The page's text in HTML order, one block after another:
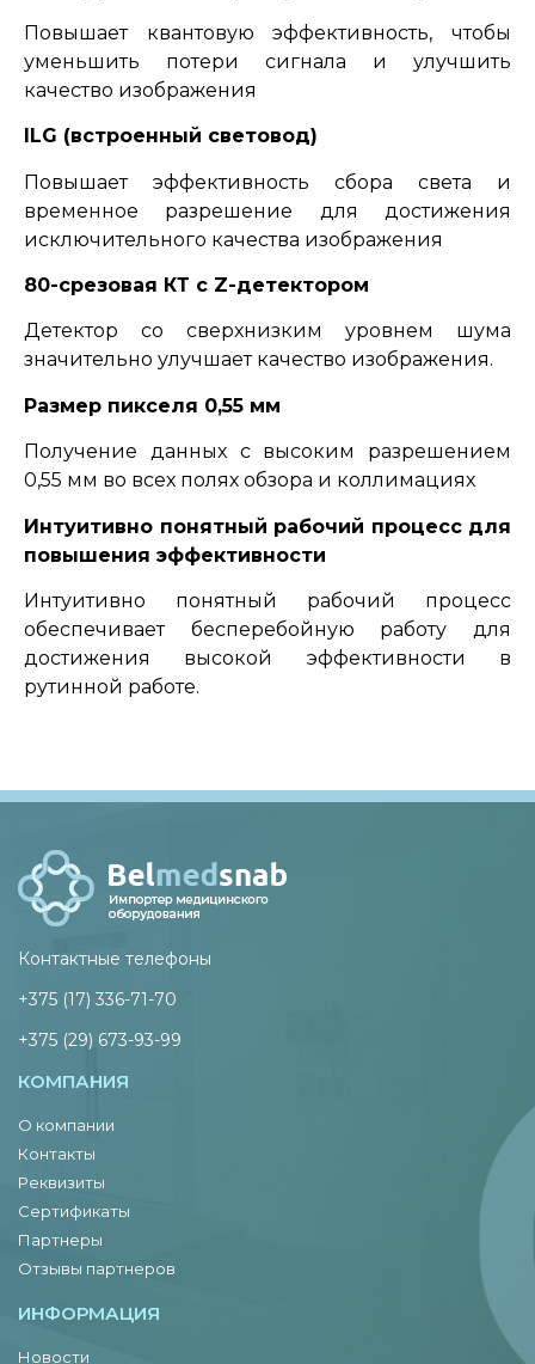
Повышает квантовую эффективность, чтобы
уменьшить потери сигнала и улучшить
качество изображения
ILG (встроенный световод)
Повышает эффективность сбора света и
временное разрешение для достижения
исключительного качества изображения
80-срезовая КТ с Z-детектором
Детектор со сверхнизким уровнем шума
значительно улучшает качество изображения.
Размер пикселя 0,55 мм
Получение данных с высоким разрешением
0,55 мм во всех полях обзора и коллимациях
Интуитивно понятный рабочий процесс для
повышения эффективности
Интуитивно понятный рабочий процесс
обеспечивает бесперебойную работу для
достижения высокой эффективности в
рутинной работе.
Контактные телефоны
+375 (17) 336-71-70
+375 (29) 673-93-99
КОМПАНИЯ
О компании
Контакты
Реквизиты
Сертификаты
Партнеры
Отзывы партнеров
ИНФОРМАЦИЯ
Новости